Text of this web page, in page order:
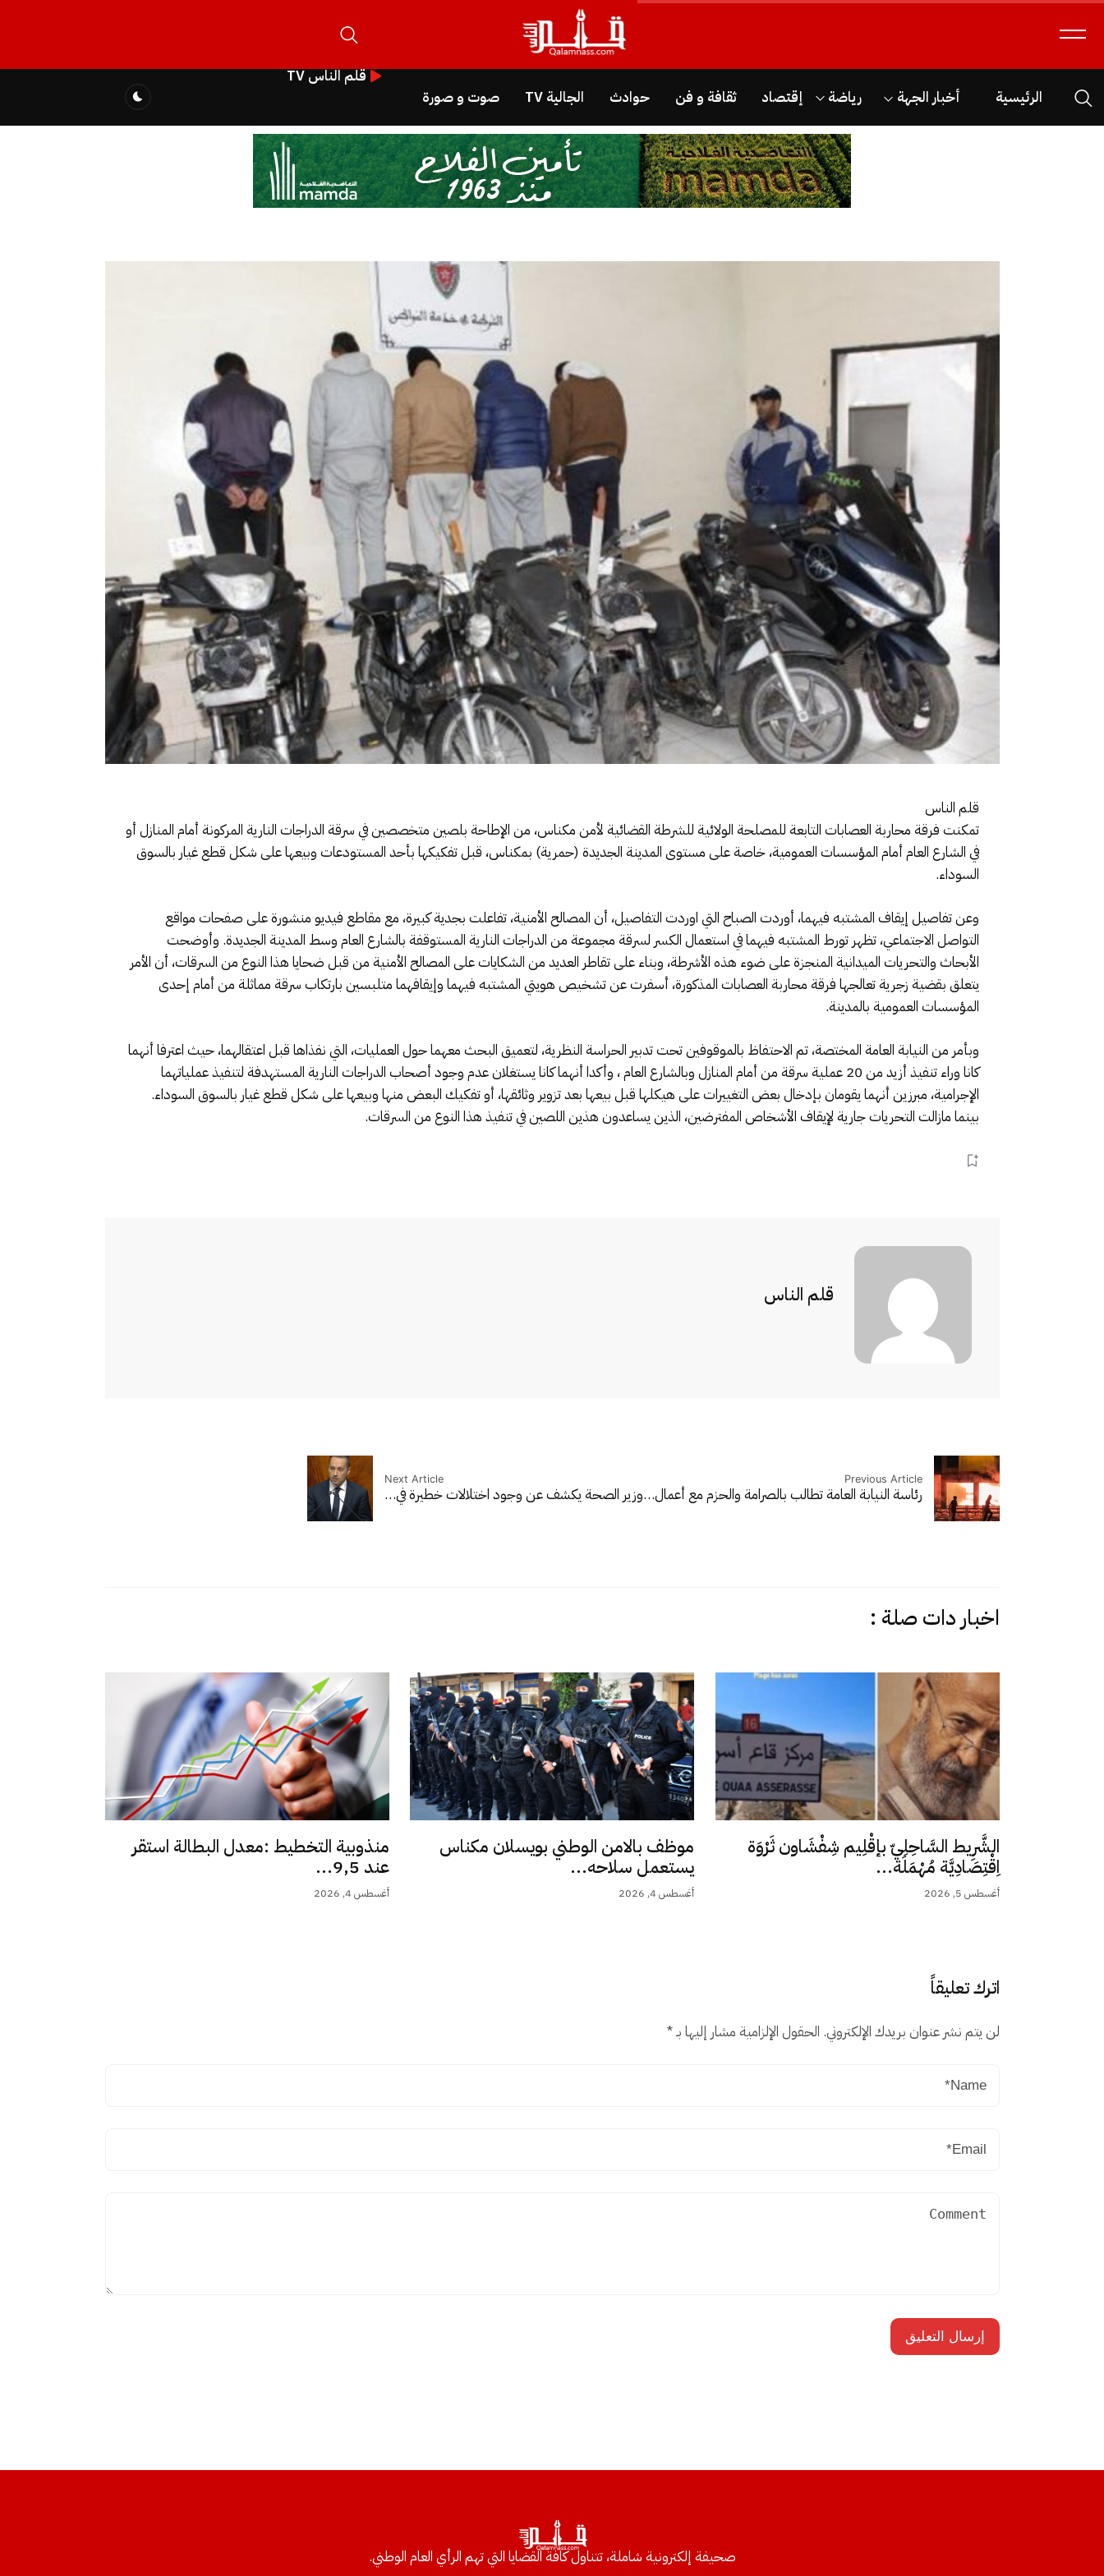
الرئيسية أخبار الجهة رياضة إقتصاد ثقافة و فن حوادث الجالية TV صوت و صورة
قلم الناس TV
قلم الناس
تمكنت فرقة محاربة العصابات التابعة للمصلحة الولائية للشرطة القضائية لأمن مكناس، من الإطاحة بلصين متخصصين في سرقة الدراجات النارية المركونة أمام المنازل أو
في الشارع العام أمام المؤسسات العمومية، خاصة على مستوى المدينة الجديدة (حمرية) بمكناس، قبل تفكيكها بأحد المستودعات وبيعها على شكل قطع غيار بالسوق
السوداء.
وعن تفاصيل إيقاف المشتبه فيهما، أوردت الصباح التي اوردت التفاصيل، أن المصالح الأمنية، تفاعلت بجدية كبيرة، مع مقاطع فيديو منشورة على صفحات مواقع
التواصل الاجتماعي، تظهر تورط المشتبه فيهما في استعمال الكسر لسرقة مجموعة من الدراجات النارية المستوقفة بالشارع العام وسط المدينة الجديدة. وأوضحت
الأبحاث والتحريات الميدانية المنجزة على ضوء هذه الأشرطة، وبناء على تقاطر العديد من الشكايات على المصالح الأمنية من قبل ضحايا هذا النوع من السرقات، أن الأمر
يتعلق بقضية زجرية تعالجها فرقة محاربة العصابات المذكورة، أسفرت عن تشخيص هويتي المشتبه فيهما وإيقافهما متلبسين بارتكاب سرقة مماثلة من أمام إحدى
المؤسسات العمومية بالمدينة.
وبأمر من النيابة العامة المختصة، تم الاحتفاظ بالموقوفين تحت تدبير الحراسة النظرية، لتعميق البحث معهما حول العمليات، التي نفذاها قبل اعتقالهما، حيث اعترفا أنهما
كانا وراء تنفيذ أزيد من 20 عملية سرقة من أمام المنازل وبالشارع العام ، وأكدا أنهما كانا يستغلان عدم وجود أصحاب الدراجات النارية المستهدفة لتنفيذ عملياتهما
الإجرامية، مبرزين أنهما يقومان بإدخال بعض التغييرات على هيكلها قبل بيعها بعد تزوير وثائقها، أو تفكيك البعض منها وبيعها على شكل قطع غيار بالسوق السوداء.
بينما مازالت التحريات جارية لإيقاف الأشخاص المفترضين، الذين يساعدون هذين اللصين في تنفيذ هذا النوع من السرقات.
قلم الناس
Previous Article
رئاسة النيابة العامة تطالب بالصرامة والحزم مع أعمال…
Next Article
وزير الصحة يكشف عن وجود اختلالات خطيرة في…
اخبار دات صلة :
الشَّرِيط السَّاحِلِيّ بإقْلِيم شِفْشَاون ثَرْوَة
اِقْتِصَادِيَّة مُهْمَلَة...
أغسطس 5, 2026
موظف بالامن الوطني بويسلان مكناس
يستعمل سلاحه...
أغسطس 4, 2026
منذوبية التخطيط :معدل البطالة استقر
عند 9,5...
أغسطس 4, 2026
اترك تعليقاً
لن يتم نشر عنوان بريدك الإلكتروني. الحقول الإلزامية مشار إليها بـ*
صحيفة إلكترونية شاملة، تتناول كافة القضايا التي تهم الرأي العام الوطني.